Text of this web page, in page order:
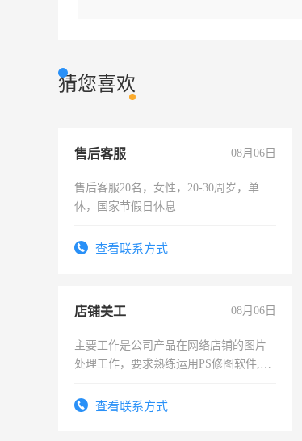
猜您喜欢
售后客服 08月06日
售后客服20名，女性，20-30周岁，单
休，国家节假日休息
查看联系方式
店铺美工 08月06日
主要工作是公司产品在网络店铺的图片
处理工作，要求熟练运用PS修图软件,工
查看联系方式